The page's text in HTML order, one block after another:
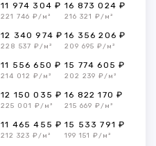
11 974 304 ₽
221 746 ₽/м²
16 873 024 ₽
216 321 ₽/м²
12 340 974 ₽
228 537 ₽/м²
16 356 206 ₽
209 695 ₽/м²
11 556 650 ₽
214 012 ₽/м²
15 774 605 ₽
202 239 ₽/м²
12 150 035 ₽
225 001 ₽/м²
16 822 170 ₽
215 669 ₽/м²
11 465 455 ₽
212 323 ₽/м²
15 533 791 ₽
199 151 ₽/м²